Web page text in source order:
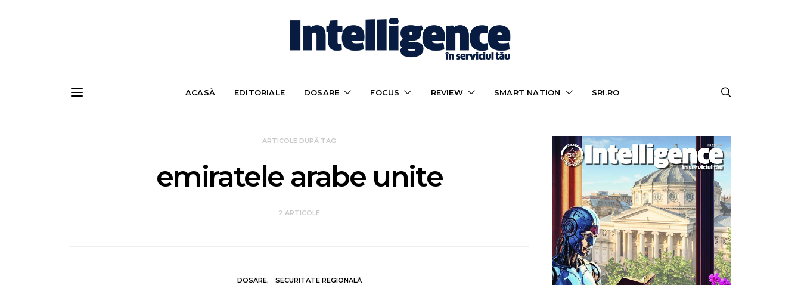
ACASĂ EDITORIALE DOSARE FOCUS REVIEW SMART NATION SRI.RO
ARTICOLE DUPĂ TAG
emiratele arabe unite
2 ARTICOLE
DOSARE SECURITATE REGIONALĂ